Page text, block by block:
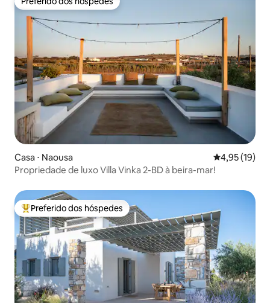
Preferido dos hóspedes
Casa ⋅ Naousa 4,95 de uma
4,95 (19)
Propriedade de luxo Villa Vinka 2-BD à beira-mar!
Entre os melhores preferidos dos hóspedes
Preferido dos hóspedes